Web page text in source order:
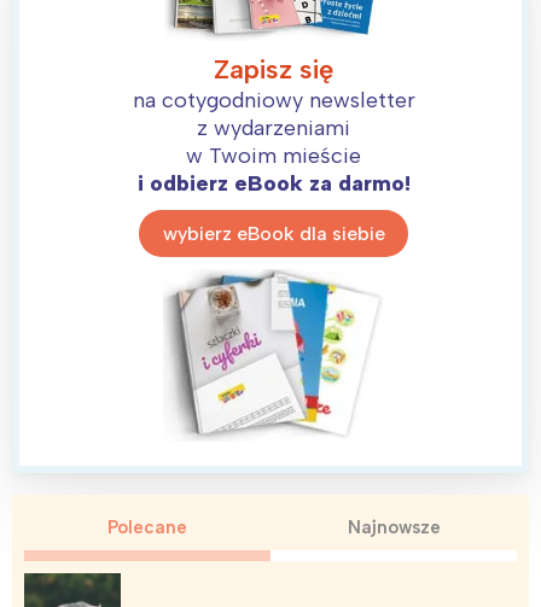
Zapisz się
na cotygodniowy newsletter
z wydarzeniami
w Twoim mieście
i odbierz eBook za darmo!
wybierz eBook dla siebie
Polecane Najnowsze